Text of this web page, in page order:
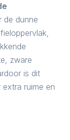
de dunne
zware
is dit
ruime en